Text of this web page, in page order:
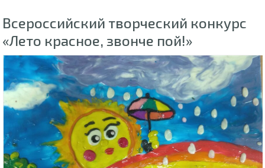
Всероссийский творческий конкурс
«Лето красное, звонче пой!»